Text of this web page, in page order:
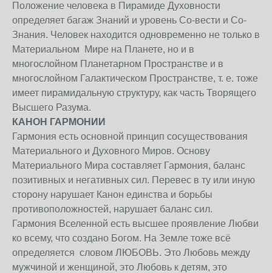
Положение человека в Пирамиде Духовности
определяет багаж Знаний и уровень Со-вести и Со-
Знания. Человек находится одновременно не только в
Материальном Мире на Планете, но и в
многослойном Планетарном Пространстве и в
многослойном Галактическом Пространстве, т. е. тоже
имеет пирамидальную структуру, как часть Творящего
Высшего Разума.
КАНОН ГАРМОНИИ
Гармония есть основной принцип сосуществования
Материального и Духовного Миров. Основу
Материального Мира составляет Гармония, баланс
позитивных и негативных сил. Перевес в ту или иную
сторону нарушает Канон единства и борьбы
противоположностей, нарушает баланс сил.
Гармония Вселенной есть высшее проявление Любви
ко всему, что создано Богом. На Земле тоже всё
определяется словом ЛЮБОВЬ. Это Любовь между
мужчиной и женщиной, это Любовь к детям, это